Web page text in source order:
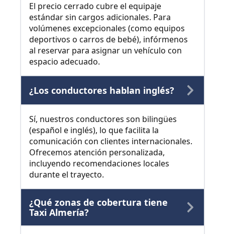
El precio cerrado cubre el equipaje
estándar sin cargos adicionales. Para
volúmenes excepcionales (como equipos
deportivos o carros de bebé), infórmenos
al reservar para asignar un vehículo con
espacio adecuado.
¿Los conductores hablan inglés?
Sí, nuestros conductores son bilingües
(español e inglés), lo que facilita la
comunicación con clientes internacionales.
Ofrecemos atención personalizada,
incluyendo recomendaciones locales
durante el trayecto.
¿Qué zonas de cobertura tiene
Taxi Almería?